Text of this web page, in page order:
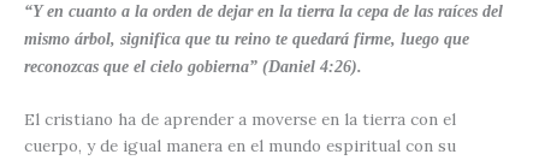
“Y en cuanto a la orden de dejar en la tierra la cepa de las raíces del
mismo árbol, significa que tu reino te quedará firme, luego que
reconozcas que el cielo gobierna” (Daniel 4:26).
El cristiano ha de aprender a moverse en la tierra con el
cuerpo, y de igual manera en el mundo espiritual con su